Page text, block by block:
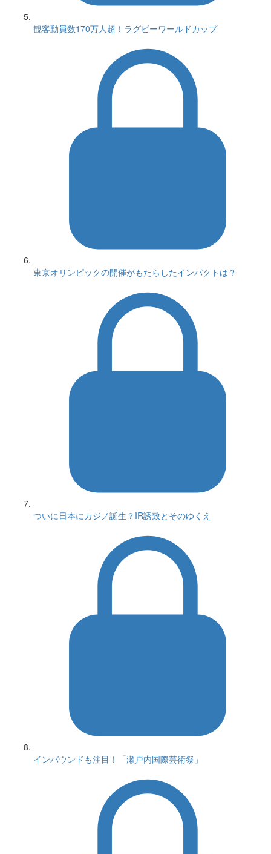
観客動員数170万人超！ラグビーワールドカップ
東京オリンピックの開催がもたらしたインパクトは？
ついに日本にカジノ誕生？IR誘致とそのゆくえ
インバウンドも注目！「瀬戸内国際芸術祭」